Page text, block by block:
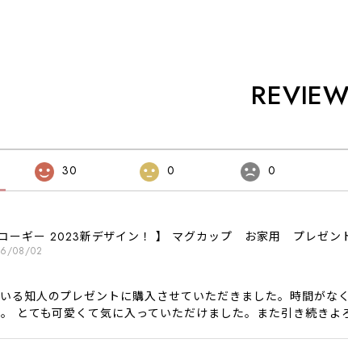
30 0 0
コーギー 2023新デザイン！ 】 マグカップ お家用 プレ
08/02
る知人のプレゼントに購入させていただきました。時間が
とても可愛くて気に入っていただけました。また引き続きよ